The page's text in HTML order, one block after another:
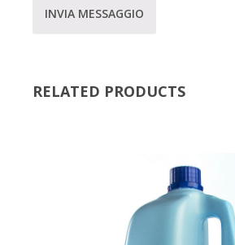
INVIA MESSAGGIO
RELATED PRODUCTS